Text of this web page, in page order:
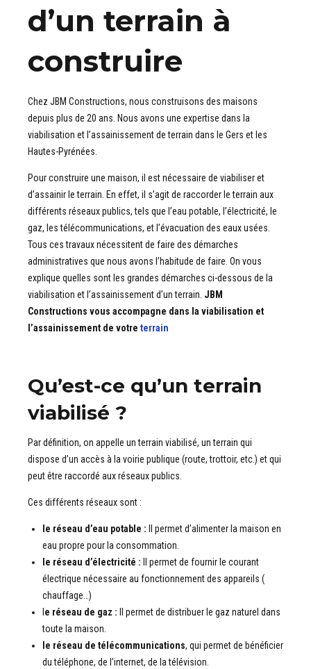
d’un terrain à
construire
Chez JBM Constructions, nous construisons des maisons
depuis plus de 20 ans. Nous avons une expertise dans la
viabilisation et l’assainissement de terrain dans le Gers et les
Hautes-Pyrénées.
Pour construire une maison, il est nécessaire de viabiliser et
d’assainir le terrain. En effet, il s’agit de raccorder le terrain aux
différents réseaux publics, tels que l’eau potable, l’électricité, le
gaz, les télécommunications, et l’évacuation des eaux usées.
Tous ces travaux nécessitent de faire des démarches
administratives que nous avons l’habitude de faire. On vous
explique quelles sont les grandes démarches ci-dessous de la
viabilisation et l’assainissement d’un terrain. JBM
Constructions vous accompagne dans la viabilisation et
l’assainissement de votre terrain
Qu’est-ce qu’un terrain
viabilisé ?
Par définition, on appelle un terrain viabilisé, un terrain qui
dispose d’un accès à la voirie publique (route, trottoir, etc.) et qui
peut être raccordé aux réseaux publics.
Ces différents réseaux sont :
le réseau d’eau potable :
Il permet d’alimenter la maison en
eau propre pour la consommation.
le réseau d’électricité :
Il permet de fournir le courant
électrique nécessaire au fonctionnement des appareils (
chauffage…)
e réseau de gaz :
Il permet de distribuer le gaz naturel dans
toute la maison.
le réseau de télécommunications, qui permet de bénéficier
du téléphone, de l’internet, de la télévision.